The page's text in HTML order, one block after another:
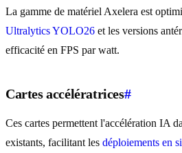
La gamme de matériel Axelera est
Ultralytics YOLO26 et les versions
efficacité en FPS par watt.
Cartes accélératrices#
Ces cartes permettent l'accélération IA
existants, facilitant les déploiements en